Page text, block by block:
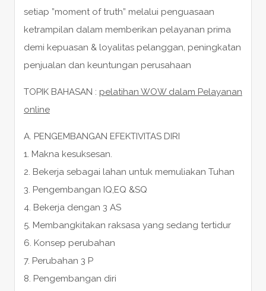
setiap ”moment of truth” melalui penguasaan
ketrampilan dalam memberikan pelayanan prima
demi kepuasan & loyalitas pelanggan, peningkatan
penjualan dan keuntungan perusahaan
TOPIK BAHASAN : pelatihan WOW dalam Pelayanan
online
A. PENGEMBANGAN EFEKTIVITAS DIRI
1. Makna kesuksesan.
2. Bekerja sebagai lahan untuk memuliakan Tuhan
3. Pengembangan IQ,EQ &SQ
4. Bekerja dengan 3 AS
5. Membangkitakan raksasa yang sedang tertidur
6. Konsep perubahan
7. Perubahan 3 P
8. Pengembangan diri